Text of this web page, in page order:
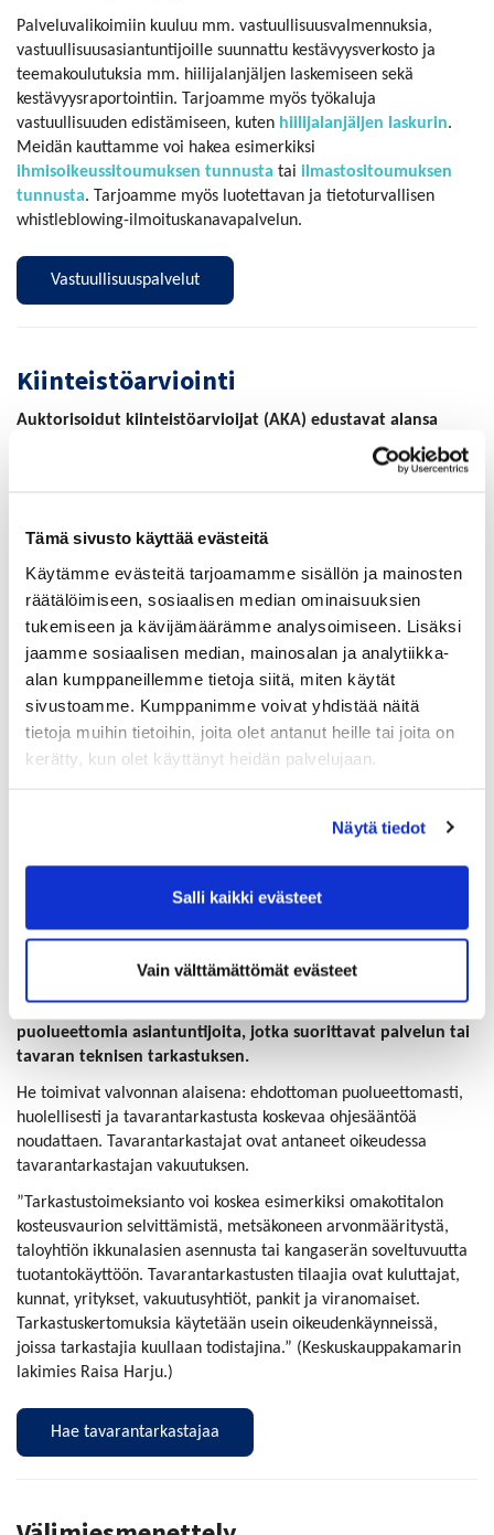
Tämä sivusto käyttää evästeitä
Käytämme evästeitä tarjoamamme sisällön ja mainosten
räätälöimiseen, sosiaalisen median ominaisuuksien
tukemiseen ja kävijämäärämme analysoimiseen. Lisäksi
jaamme sosiaalisen median, mainosalan ja analytiikka-
alan kumppaneillemme tietoja siitä, miten käytät
sivustoamme. Kumppanimme voivat yhdistää näitä
tietoja muihin tietoihin, joita olet antanut heille tai joita on
kerätty, kun olet käyttänyt heidän palvelujaan.
Näytä tiedot
Salli kaikki evästeet
Vain välttämättömät evästeet
Palveluvalikoimiin kuuluu mm. vastuullisuusvalmennuksia,
vastuullisuusasiantuntijoille suunnattu kestävyysverkosto ja
teemakoulutuksia mm. hiilijalanjäljen laskemiseen sekä
kestävyysraportointiin. Tarjoamme myös työkaluja
vastuullisuuden edistämiseen, kuten hiilijalanjäljen laskurin.
Meidän kauttamme voi hakea esimerkiksi
ihmisoikeussitoumuksen tunnusta tai ilmastositoumuksen
tunnusta. Tarjoamme myös luotettavan ja tietoturvallisen
whistleblowing-ilmoituskanavapalvelun.
Vastuullisuuspalvelut
Kiinteistöarviointi
Auktorisoidut kiinteistöarvioijat (AKA) edustavat alansa
parasta osaamista. Heidän tehtävänsä on puolueettomasti
liikekeskuksiin. Palveluita käytetään usein erityistä
riitatilanteissa sekä vaativissa kohteissa – esimerkiksi
golfkenttien, hotellien ja kauppakeskusten arvioinneissa.”
(Keskuskauppakamarin lakimies Raisa Harju)
Suomessa toimii noin 200 AKA:a, jotka arvioivat vuosittain
useita tuhansia kiinteistöjä. AKA-asiantuntemus on varmistettu
kokeella, jonka läpäiseminen edellyttää alan syvällistä
osaamista ja kokemusta. Toimintaa ja ammattitaidon
ylläpitämistä valvoo Keskuskauppakamarin
Hae kiinteistöarvioijaa
Tavarantarkastus
HTT-tavarantarkastajat ovat alansa parhaita ammattilaisia ja
puolueettomia asiantuntijoita, jotka suorittavat palvelun tai
tavaran teknisen tarkastuksen.
He toimivat valvonnan alaisena: ehdottoman puolueettomasti,
huolellisesti ja tavarantarkastusta koskevaa ohjesääntöä
noudattaen. Tavarantarkastajat ovat antaneet oikeudessa
tavarantarkastajan vakuutuksen.
”Tarkastustoimeksianto voi koskea esimerkiksi omakotitalon
kosteusvaurion selvittämistä, metsäkoneen arvonmääritystä,
taloyhtiön ikkunalasien asennusta tai kangaserän soveltuvuutta
tuotantokäyttöön. Tavarantarkastusten tilaajia ovat kuluttajat,
kunnat, yritykset, vakuutusyhtiöt, pankit ja viranomaiset.
Tarkastuskertomuksia käytetään usein oikeudenkäynneissä,
joissa tarkastajia kuullaan todistajina.” (Keskuskauppakamarin
lakimies Raisa Harju.)
Hae tavarantarkastajaa